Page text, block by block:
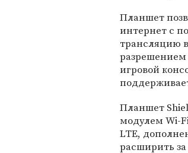
Планшет
интернет с
трансляцию
игровой
Планшет
модулем Wi-
LTE,
расширить